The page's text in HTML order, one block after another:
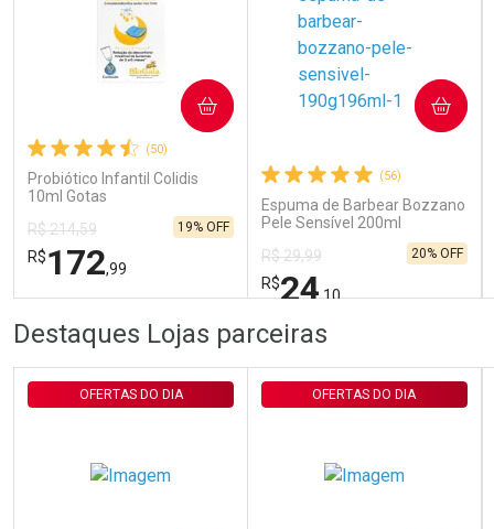
Comprar sem Desconto
Por R$ 29,30/cada
Comprar sem Desconto
Por R$ 29,30/cada
(50)
Probiótico Infantil Colidis
10ml Gotas
R$ 214,59
R$172,99
19% OFF
COMPRAR
FECHAR
Laboratório
FECHAR
Por Menos
(56)
Espuma de Barbear Bozzano
Pele Sensível 200ml
R$ 29,99
R$24,10
20% OFF
COMPRAR
Por Menos
Destaques Lojas parceiras
OFERTAS DO DIA OFERTAS DO DIA